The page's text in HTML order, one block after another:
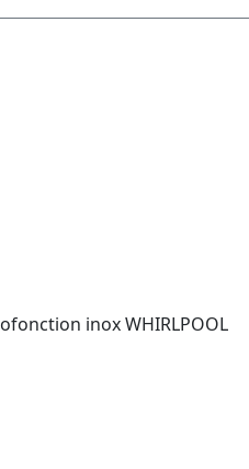
inox WHIRLPOOL